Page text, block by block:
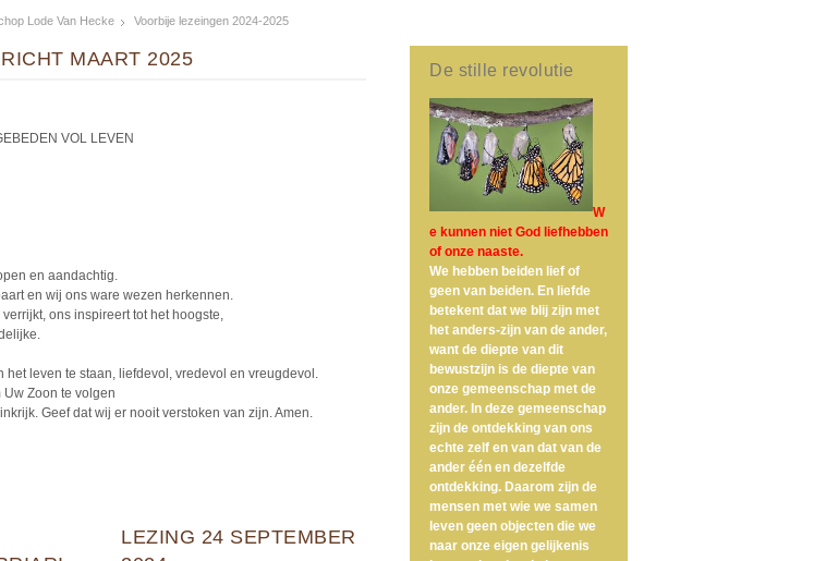
Lode Van Hecke Voorbije lezeingen 2024-2025
De stille revolutie
W
e kunnen niet God liefhebben
of onze naaste.
We hebben beiden lief of
geen van beiden. En liefde
betekent dat we blij zijn met
het anders-zijn van de ander,
want de diepte van dit
bewustzijn is de diepte van
onze gemeenschap met de
ander. In deze gemeenschap
zijn de ontdekking van ons
echte zelf en van dat van de
ander één en dezelfde
ontdekking. Daarom zijn de
mensen met wie we samen
leven geen objecten die we
naar onze eigen gelijkenis
MAART 2025
VOL LEVEN
en aandachtig.
en wij ons ware wezen herkennen.
ons inspireert tot het hoogste,
het leven te staan, liefdevol, vredevol en vreugdevol.
Zoon te volgen
Geef dat wij er nooit verstoken van zijn. Amen.
LEZING 24 SEPTEMBER